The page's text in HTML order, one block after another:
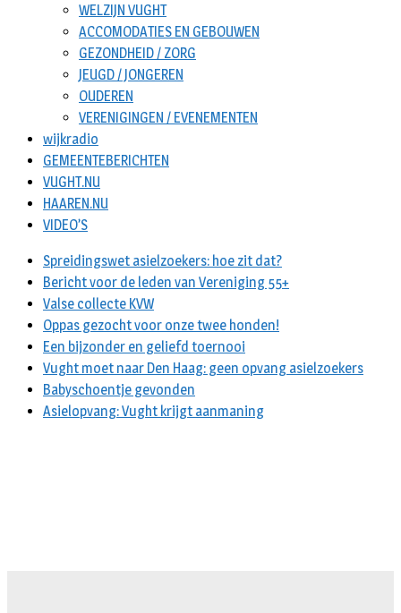
WELZIJN VUGHT
ACCOMODATIES EN GEBOUWEN
GEZONDHEID / ZORG
JEUGD / JONGEREN
OUDEREN
VERENIGINGEN / EVENEMENTEN
wijkradio
GEMEENTEBERICHTEN
VUGHT.NU
HAAREN.NU
VIDEO’S
Spreidingswet asielzoekers: hoe zit dat?
Bericht voor de leden van Vereniging 55+
Valse collecte KVW
Oppas gezocht voor onze twee honden!
Een bijzonder en geliefd toernooi
Vught moet naar Den Haag: geen opvang asielzoekers
Babyschoentje gevonden
Asielopvang: Vught krijgt aanmaning